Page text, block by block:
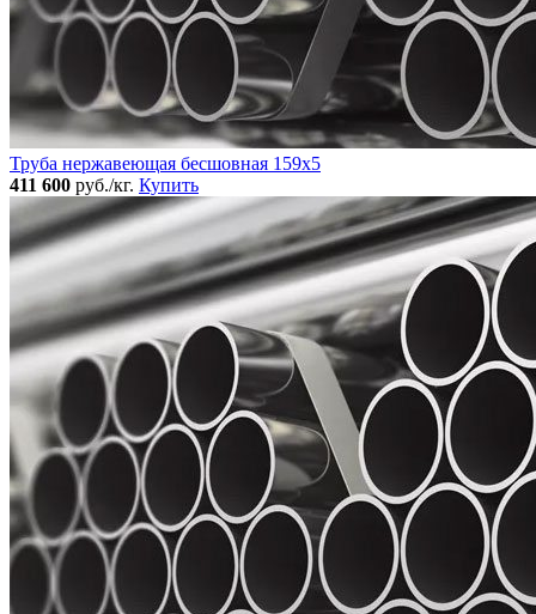
Труба нержавеющая бесшовная 159x5
411 600 руб./кг. Купить